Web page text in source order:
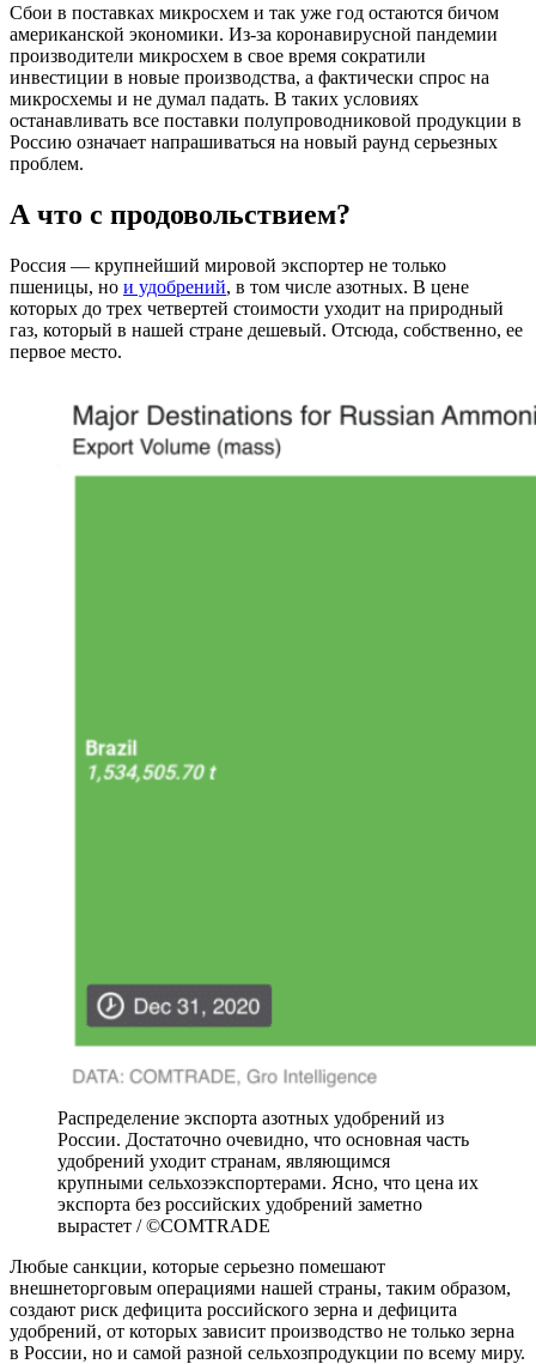
Сбои в поставках микросхем и так уже год остаются бичом
американской экономики. Из-за коронавирусной пандемии
производители микросхем в свое время сократили
инвестиции в новые производства, а фактически спрос на
микросхемы и не думал падать. В таких условиях
останавливать все поставки полупроводниковой продукции в
Россию означает напрашиваться на новый раунд серьезных
проблем.
А что с продовольствием?
Россия — крупнейший мировой экспортер не только
пшеницы, но и удобрений, в том числе азотных. В цене
которых до трех четвертей стоимости уходит на природный
газ, который в нашей стране дешевый. Отсюда, собственно, ее
первое место.
Распределение экспорта азотных удобрений из
России. Достаточно очевидно, что основная часть
удобрений уходит странам, являющимся
крупными сельхозэкспортерами. Ясно, что цена их
экспорта без российских удобрений заметно
вырастет / ©COMTRADE
Любые санкции, которые серьезно помешают
внешнеторговым операциями нашей страны, таким образом,
создают риск дефицита российского зерна и дефицита
удобрений, от которых зависит производство не только зерна
в России, но и самой разной сельхозпродукции по всему миру.